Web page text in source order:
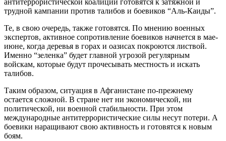
антитеррористической коалиции готовятся к затяжной и
трудной кампании против талибов и боевиков “Аль-Каиды”.
Те, в свою очередь, также готовятся. По мнению военных
экспертов, активное сопротивление боевиков начнется в мае-
июне, когда деревья в горах и оазисах покроются листвой.
Именно “зеленка” будет главной угрозой регулярным
войскам, которые будут прочесывать местность и искать
талибов.
Таким образом, ситуация в Афганистане по-прежнему
остается сложной. В стране нет ни экономической, ни
политической, ни военной стабильности. При этом
международные антитеррористические силы несут потери. А
боевики наращивают свою активность и готовятся к новым
боям.